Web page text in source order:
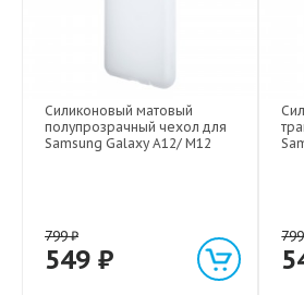
Силиконовый матовый
полупрозрачный чехол для
Samsung Galaxy A12/ M12
799₽
549 ₽